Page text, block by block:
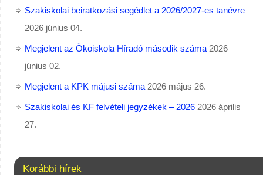
Szakiskolai beiratkozási segédlet a 2026/2027-es tanévre
2026 június 04.
Megjelent az Ökoiskola Híradó második száma 2026
június 02.
Megjelent a KPK májusi száma 2026 május 26.
Szakiskolai és KF felvételi jegyzékek – 2026 2026 április
27.
Korábbi hírek